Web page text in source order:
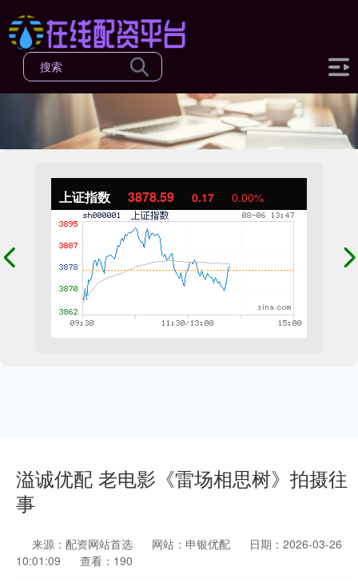
上证指数 3878.59 0.17 0.00%
溢诚优配 老电影《雷场相思树》拍摄往
事
来源：配资网站首选 网站：申银优配
日期：2026-03-26
10:01:09
查看：190